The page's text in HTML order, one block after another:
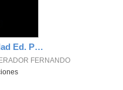
Vídeo festival de navidad Ed. Primaria 1º
FERNANDO